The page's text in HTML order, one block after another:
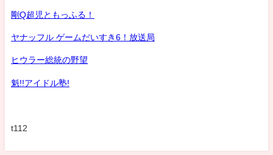
剛Q超児ともっふる！
ヤナッフル ゲームだいすき6！放送局
ヒウラー総統の野望
魁!!アイドル塾!
t112